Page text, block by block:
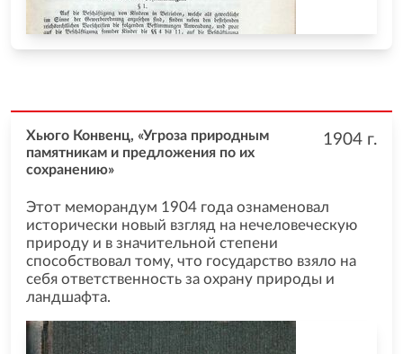
1904 г.
Хьюго Конвенц, «Угроза природным
памятникам и предложения по их
сохранению»
Этот меморандум 1904 года ознаменовал
исторически новый взгляд на нечеловеческую
природу и в значительной степени
способствовал тому, что государство взяло на
себя ответственность за охрану природы и
ландшафта.